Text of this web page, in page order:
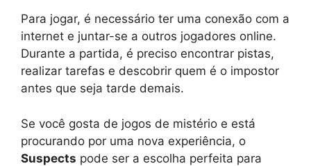
Para jogar, é necessário ter uma conexão com a
internet e juntar-se a outros jogadores online.
Durante a partida, é preciso encontrar pistas,
realizar tarefas e descobrir quem é o impostor
antes que seja tarde demais.
Se você gosta de jogos de mistério e está
procurando por uma nova experiência, o
Suspects pode ser a escolha perfeita para